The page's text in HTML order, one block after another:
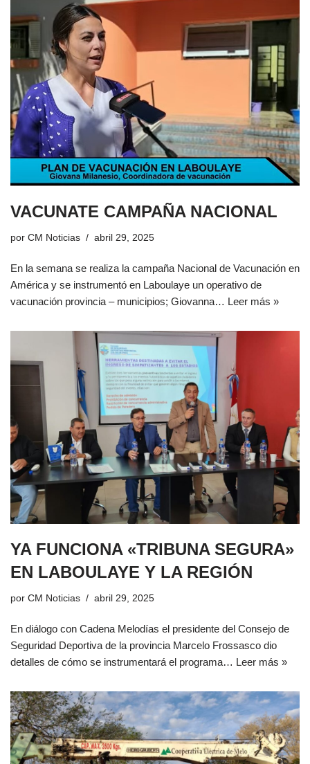
VACUNATE CAMPAÑA NACIONAL
por CM Noticias abril 29, 2025
En la semana se realiza la campaña Nacional de Vacunación en
América y se instrumentó en Laboulaye un operativo de
vacunación provincia – municipios; Giovanna… Leer más »
YA FUNCIONA «TRIBUNA SEGURA»
EN LABOULAYE Y LA REGIÓN
por CM Noticias abril 29, 2025
En diálogo con Cadena Melodías el presidente del Consejo de
Seguridad Deportiva de la provincia Marcelo Frossasco dio
detalles de cómo se instrumentará el programa… Leer más »